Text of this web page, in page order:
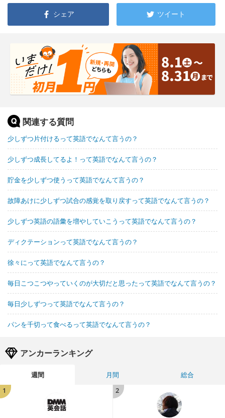
シェア ツイート
関連する質問
少しずつ片付けるって英語でなんて言うの？
少しずつ成長してるよ！って英語でなんて言うの？
貯金を少しずつ使うって英語でなんて言うの？
故障あけに少しずつ試合の感覚を取り戻すって英語でなんて言うの？
少しずつ英語の語彙を増やしていこうって英語でなんて言うの？
ディクテーションって英語でなんて言うの？
徐々にって英語でなんて言うの？
毎日こつこつやっていくのが大切だと思ったって英語でなんて言うの？
毎日少しずつって英語でなんて言うの？
パンを千切って食べるって英語でなんて言うの？
アンカーランキング
週間 月間
総合
1
2